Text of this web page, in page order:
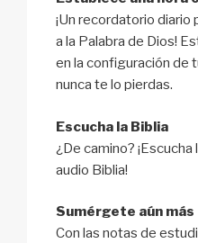
¡Un recordatorio
a la Palabra de Dios!
en la configuración de
nunca te lo pierdas.
Escucha la Biblia
¿De camino?
audio Biblia!
Sumérgete aún más
Con las notas de